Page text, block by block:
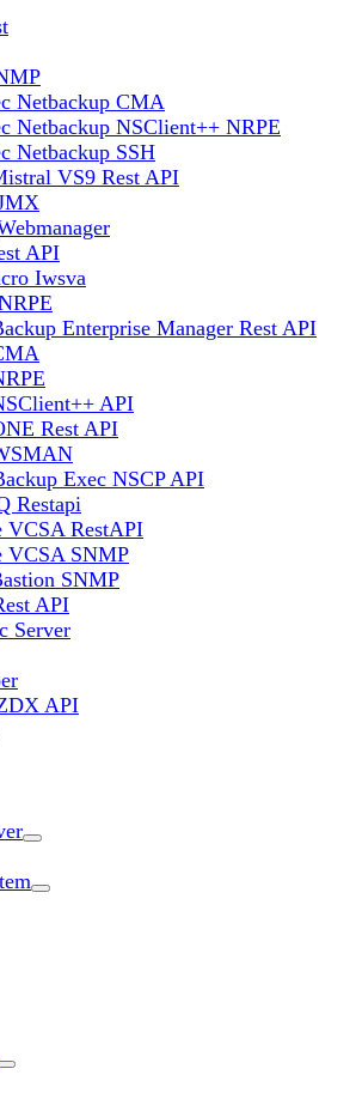
Netbackup CMA
Netbackup NSClient++ NRPE
Netbackup SSH
VS9 Rest API
API
Iwsva
Enterprise Manager Rest API
API
Rest API
Exec NSCP API
Restapi
VCSA RestAPI
VCSA SNMP
SNMP
API
Server
API